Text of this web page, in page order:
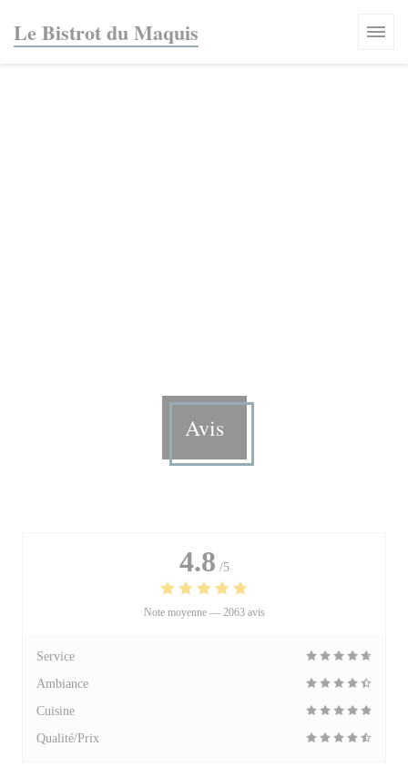
Le Bistrot du Maquis
Avis
4.8 /5
Note moyenne — 2063 avis
Service
Ambiance
Cuisine
Qualité/Prix